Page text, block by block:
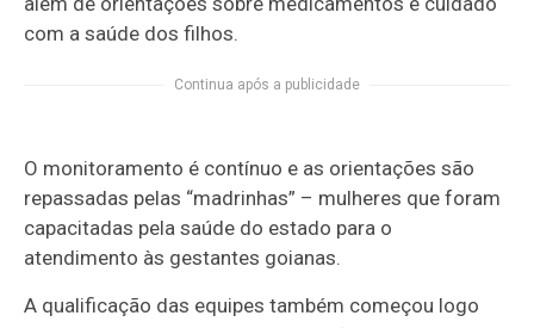
com a saúde dos filhos.
Continua após a publicidade
O monitoramento é contínuo e as orientações são
repassadas pelas “madrinhas” – mulheres que foram
capacitadas pela saúde do estado para o
atendimento às gestantes goianas.
A qualificação das equipes também começou logo